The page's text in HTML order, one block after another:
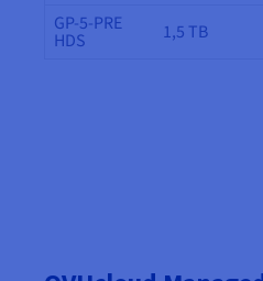
GP-5-PRE
HDS 1,5 TB